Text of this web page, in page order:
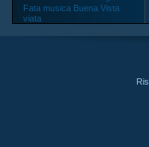
Fata musica Buena Vista
viata